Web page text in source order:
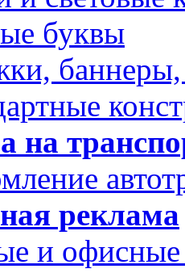
буквы
на
реклама
и офисные